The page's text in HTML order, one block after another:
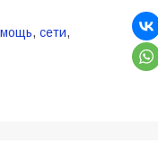
, сети,